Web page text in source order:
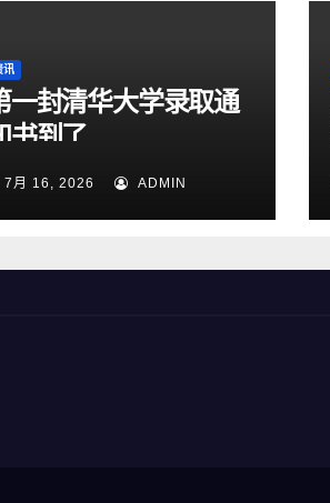
讯
一封清华大学录取通
书到了
7月 16, 2026 ADMIN